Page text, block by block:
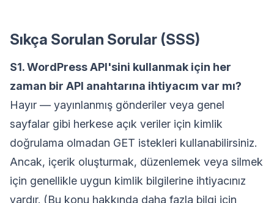
Sıkça Sorulan Sorular (SSS)
S1. WordPress API'sini kullanmak için her
zaman bir API anahtarına ihtiyacım var mı?
Hayır — yayınlanmış gönderiler veya genel
sayfalar gibi herkese açık veriler için kimlik
doğrulama olmadan GET istekleri kullanabilirsiniz.
Ancak, içerik oluşturmak, düzenlemek veya silmek
için genellikle uygun kimlik bilgilerine ihtiyacınız
vardır. (Bu konu hakkında daha fazla bilgi için